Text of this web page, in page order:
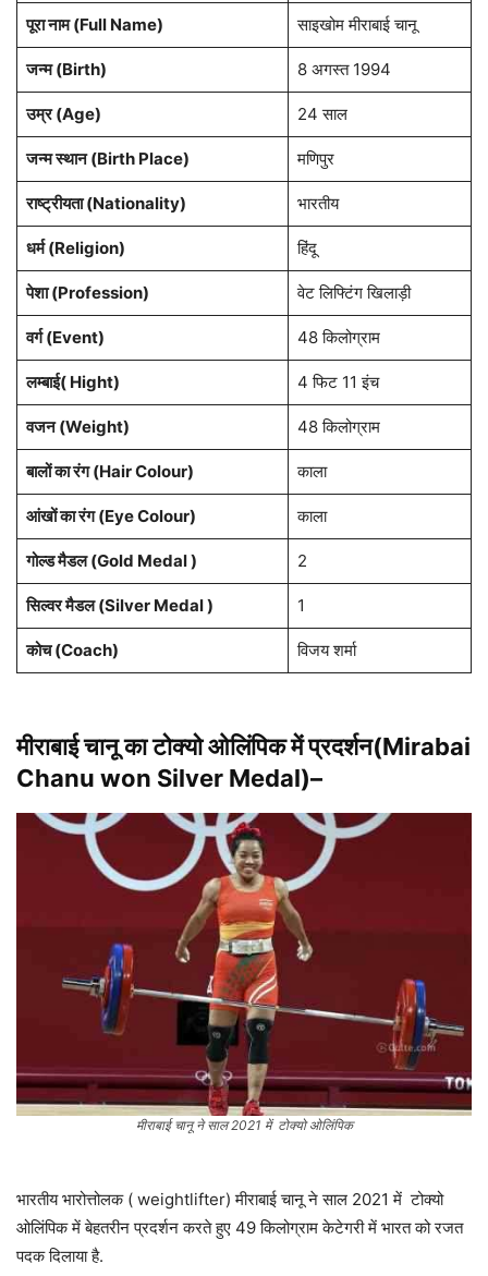
पूरा नाम (Full Name) साइखोम मीराबाई चानू
जन्म (Birth) 8 अगस्त 1994
उम्र (Age) 24 साल
जन्म स्थान (Birth Place) मणिपुर
राष्ट्रीयता (Nationality) भारतीय
धर्म (Religion) हिंदू
पेशा (Profession) वेट लिफ्टिंग खिलाड़ी
वर्ग (Event) 48 किलोग्राम
लम्बाई( Hight) 4 फिट 11 इंच
वजन (Weight) 48 किलोग्राम
बालों का रंग (Hair Colour) काला
आंखों का रंग (Eye Colour) काला
गोल्ड मैडल (Gold Medal ) 2
सिल्वर मैडल (Silver Medal ) 1
कोच (Coach) विजय शर्मा
मीराबाई चानू का टोक्यो ओलिंपिक में प्रदर्शन(Mirabai
Chanu won Silver Medal)–
मीराबाई चानू ने साल 2021 में टोक्यो ओलिंपिक
भारतीय भारोत्तोलक ( weightlifter) मीराबाई चानू ने साल 2021 में टोक्यो
ओलिंपिक में बेहतरीन प्रदर्शन करते हुए 49 किलोग्राम केटेगरी में भारत को रजत
पदक दिलाया है.